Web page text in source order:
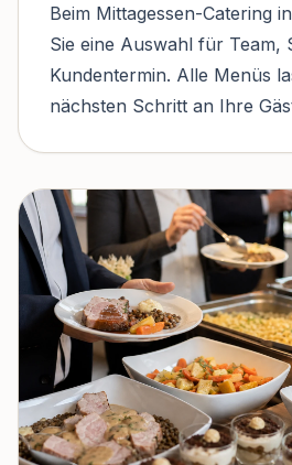
Beim Mittagessen-Catering
Sie eine Auswahl für Team,
Kundentermin. Alle Menüs
nächsten Schritt an Ihre